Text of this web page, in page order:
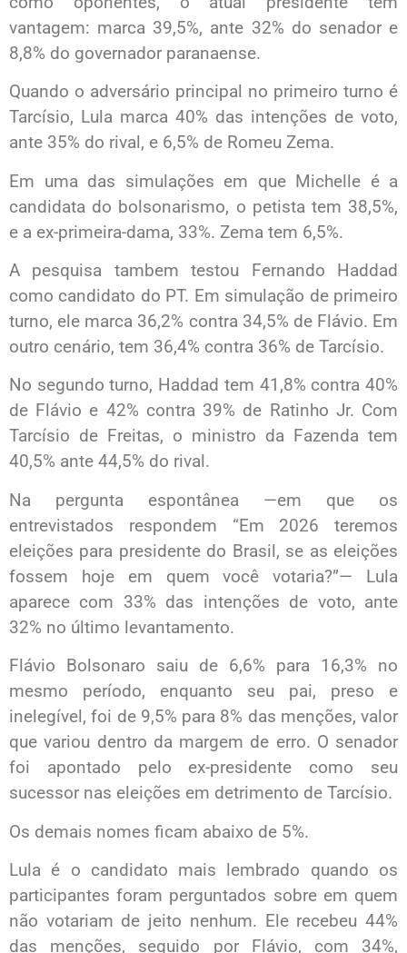
vantagem: marca 39,5%, ante 32% do senador e
8,8% do governador paranaense.
Quando o adversário principal no primeiro turno é
Tarcísio, Lula marca 40% das intenções de voto,
ante 35% do rival, e 6,5% de Romeu Zema.
Em uma das simulações em que Michelle é a
candidata do bolsonarismo, o petista tem 38,5%,
e a ex-primeira-dama, 33%. Zema tem 6,5%.
A pesquisa tambem testou Fernando Haddad
como candidato do PT. Em simulação de primeiro
turno, ele marca 36,2% contra 34,5% de Flávio. Em
outro cenário, tem 36,4% contra 36% de Tarcísio.
No segundo turno, Haddad tem 41,8% contra 40%
de Flávio e 42% contra 39% de Ratinho Jr. Com
Tarcísio de Freitas, o ministro da Fazenda tem
40,5% ante 44,5% do rival.
Na pergunta espontânea —em que os
entrevistados respondem “Em 2026 teremos
eleições para presidente do Brasil, se as eleições
fossem hoje em quem você votaria?”— Lula
aparece com 33% das intenções de voto, ante
32% no último levantamento.
Flávio Bolsonaro saiu de 6,6% para 16,3% no
mesmo período, enquanto seu pai, preso e
inelegível, foi de 9,5% para 8% das menções, valor
que variou dentro da margem de erro. O senador
foi apontado pelo ex-presidente como seu
sucessor nas eleições em detrimento de Tarcísio.
Os demais nomes ficam abaixo de 5%.
Lula é o candidato mais lembrado quando os
participantes foram perguntados sobre em quem
não votariam de jeito nenhum. Ele recebeu 44%
das menções, seguido por Flávio, com 34%,